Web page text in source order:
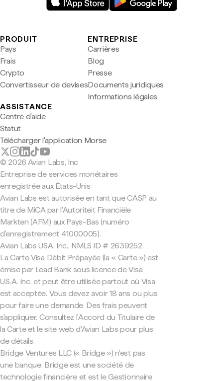
PRODUIT
Pays
Frais
Crypto
Convertisseur de devises
ENTREPRISE
Carrières
Blog
Presse
Documents juridiques
Informations légales
ASSISTANCE
Centre d'aide
Statut
Télécharger l'application Morse
© 2026 Avian Labs, Inc
Entreprise de services monétaires
enregistrée aux États-Unis
Avian Labs est autorisée en tant que CASP au
titre de MiCA par l'Autoriteit Financiële
Markten (AFM) aux Pays-Bas (numéro
d'enregistrement 41000005).
Avian Labs USA, Inc., NMLS ID # 2639252
La Carte Visa Débit Prépayée (la « Carte ») est
émise par Lead Bank sous licence de Visa
U.S.A. Inc. et peut être utilisée partout où Visa
est acceptée. Vous devez avoir 18 ans ou plus
pour faire une demande. Des frais peuvent
s'appliquer. Consultez l'Accord du Titulaire de
la Carte et le site web d'Avian Labs pour plus
de détails.
Bridge Ventures LLC (« Bridge ») n'est pas
une banque. Bridge est une société de
technologie financière et est le Gestionnaire